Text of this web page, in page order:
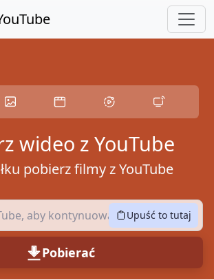
wideo z YouTube
pobierz filmy z YouTube
Upuść to tutaj
Pobierać